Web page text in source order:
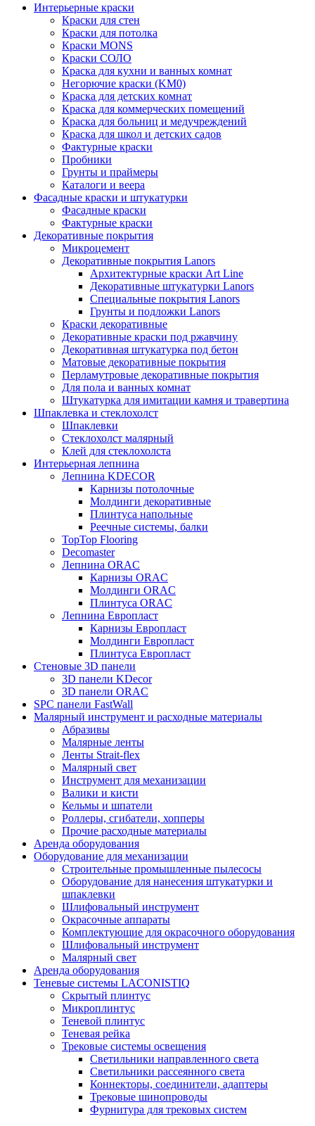
Интерьерные краски
Краски для стен
Краски для потолка
Краски MONS
Краски СОЛО
Краска для кухни и ванных комнат
Негорючие краски (KM0)
Краска для детских комнат
Краска для коммерческих помещений
Краска для больниц и медучреждений
Краска для школ и детских садов
Фактурные краски
Пробники
Грунты и праймеры
Каталоги и веера
Фасадные краски и штукатурки
Фасадные краски
Фактурные краски
Декоративные покрытия
Микроцемент
Декоративные покрытия Lanors
Архитектурные краски Art Line
Декоративные штукатурки Lanors
Специальные покрытия Lanors
Грунты и подложки Lanors
Краски декоративные
Декоративные краски под ржавчину
Декоративная штукатурка под бетон
Матовые декоративные покрытия
Перламутровые декоративные покрытия
Для пола и ванных комнат
Штукатурка для имитации камня и травертина
Шпаклевка и стеклохолст
Шпаклевки
Стеклохолст малярный
Клей для стеклохолста
Интерьерная лепнина
Лепнина KDECOR
Карнизы потолочные
Молдинги декоративные
Плинтуса напольные
Реечные системы, балки
TopTop Flooring
Decomaster
Лепнина ORAC
Карнизы ORAC
Молдинги ORAC
Плинтуса ORAC
Лепнина Европласт
Карнизы Европласт
Молдинги Европласт
Плинтуса Европласт
Стеновые 3D панели
3D панели KDecor
3D панели ORAC
SPC панели FastWall
Малярный инструмент и расходные материалы
Абразивы
Малярные ленты
Ленты Strait-flex
Малярный свет
Инструмент для механизации
Валики и кисти
Кельмы и шпатели
Роллеры, сгибатели, хопперы
Прочие расходные материалы
Аренда оборудования
Оборудование для механизации
Строительные промышленные пылесосы
Оборудование для нанесения штукатурки и
шпаклевки
Шлифовальный инструмент
Окрасочные аппараты
Комплектующие для окрасочного оборудования
Шлифовальный инструмент
Малярный свет
Аренда оборудования
Теневые системы LACONISTIQ
Скрытый плинтус
Микроплинтус
Теневой плинтус
Теневая рейка
Трековые системы освещения
Светильники направленного света
Светильники рассеянного света
Коннекторы, соединители, адаптеры
Трековые шинопроводы
Фурнитура для трековых систем